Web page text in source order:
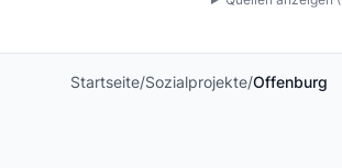
Startseite/Sozialprojekte/Offenburg